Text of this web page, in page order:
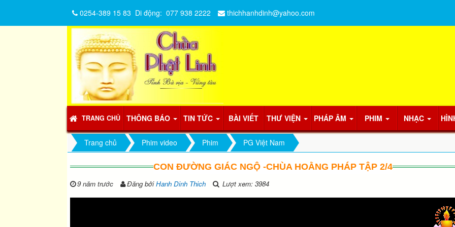
TRANG CHỦ THÔNG BÁO TIN TỨC BÀI VIẾT THƯ VIỆN PHÁP ÂM PHIM NHẠC
0254-389 15 83 Di động: 077 938 2222 thichhanhdinh@yahoo.com
Trang chủ Phim video Phim PG Việt Nam
CON ĐƯỜNG GIÁC NGỘ -CHÙA HOẰNG PHÁP TẬP 2/4
9 năm trước Đăng bởiHanh Dinh Thich Lượt xem: 3984